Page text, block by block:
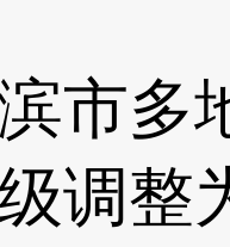
市多
调整